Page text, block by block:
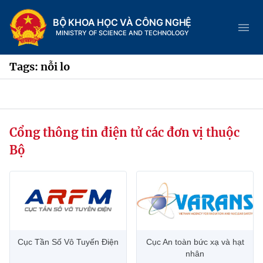
BỘ KHOA HỌC VÀ CÔNG NGHỆ
MINISTRY OF SCIENCE AND TECHNOLOGY
Trang chủ
Chức năng nhiệm vụ
Tin tức sự kiện
Hệ thống văn bản
Tags: nỗi lo
Cổng thông tin điện tử các đơn vị thuộc
Bộ
Cục Tần Số Vô Tuyến Điện
Cục An toàn bức xạ và hạt
nhân